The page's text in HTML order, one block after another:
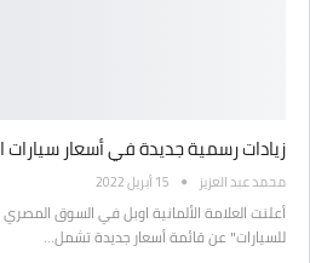
زيادات رسمية جديدة في أسعار
محمد عبد العزيز 15 أبريل 2022
أعلنت العلامة الألمانية اوبل في السوق
للسيارات" عن قائمة أسعار جديدة تشمل…